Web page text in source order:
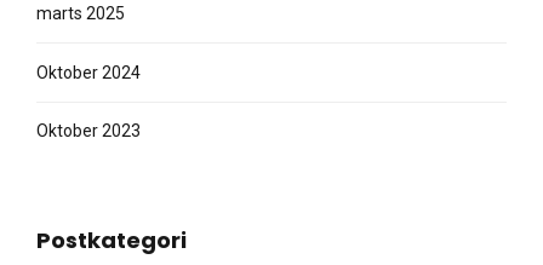
marts 2025
Oktober 2024
Oktober 2023
Postkategori